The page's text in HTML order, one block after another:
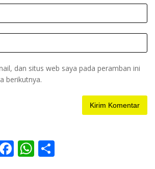
dan situs web saya pada peramban ini
berikutnya.
F W